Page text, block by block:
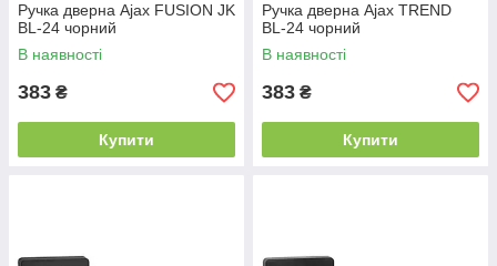
Ручка дверна Ajax FUSION JK
BL-24 чорний
В наявності
383 ₴
Купити
Ручка дверна Ajax TREND
BL-24 чорний
В наявності
383 ₴
Купити